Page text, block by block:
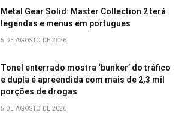
Metal Gear Solid: Master Collection 2 terá
legendas e menus em portugues
5 DE AGOSTO DE 2026
Tonel enterrado mostra ‘bunker’ do tráfico
e dupla é apreendida com mais de 2,3 mil
porções de drogas
5 DE AGOSTO DE 2026